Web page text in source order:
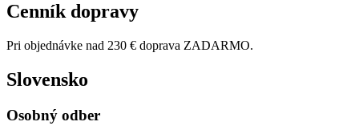
Cenník dopravy
Pri objednávke nad 230 € doprava ZADARMO.
Slovensko
Osobný odber